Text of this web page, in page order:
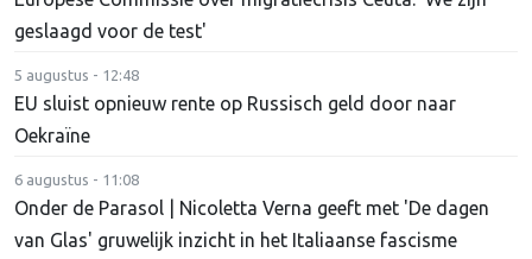
geslaagd voor de test'
5 augustus - 12:48
EU sluist opnieuw rente op Russisch geld door naar
Oekraïne
6 augustus - 11:08
Onder de Parasol | Nicoletta Verna geeft met 'De dagen
van Glas' gruwelijk inzicht in het Italiaanse fascisme